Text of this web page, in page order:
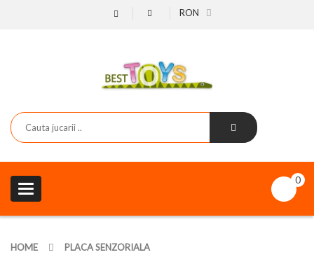
RON
Toggle
navigation
0
HOME PLACA SENZORIALA